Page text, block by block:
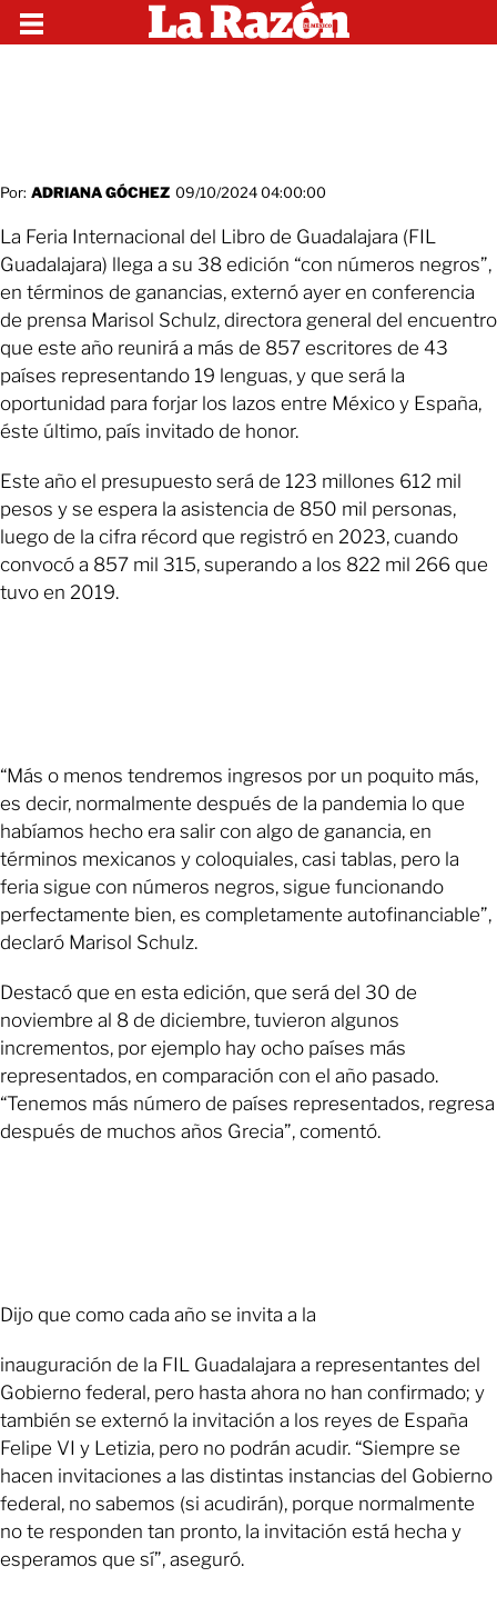
Por: ADRIANA GÓCHEZ 09/10/2024 04:00:00
La Feria Internacional del Libro de Guadalajara (FIL
Guadalajara) llega a su 38 edición “con números negros”,
en términos de ganancias, externó ayer en conferencia
de prensa Marisol Schulz, directora general del encuentro
que este año reunirá a más de 857 escritores de 43
países representando 19 lenguas, y que será la
oportunidad para forjar los lazos entre México y España,
éste último, país invitado de honor.
Este año el presupuesto será de 123 millones 612 mil
pesos y se espera la asistencia de 850 mil personas,
luego de la cifra récord que registró en 2023, cuando
convocó a 857 mil 315, superando a los 822 mil 266 que
tuvo en 2019.
“Más o menos tendremos ingresos por un poquito más,
es decir, normalmente después de la pandemia lo que
habíamos hecho era salir con algo de ganancia, en
términos mexicanos y coloquiales, casi tablas, pero la
feria sigue con números negros, sigue funcionando
perfectamente bien, es completamente autofinanciable”,
declaró Marisol Schulz.
Destacó que en esta edición, que será del 30 de
noviembre al 8 de diciembre, tuvieron algunos
incrementos, por ejemplo hay ocho países más
representados, en comparación con el año pasado.
“Tenemos más número de países representados, regresa
después de muchos años Grecia”, comentó.
Dijo que como cada año se invita a la
inauguración de la FIL Guadalajara a representantes del
Gobierno federal, pero hasta ahora no han confirmado; y
también se externó la invitación a los reyes de España
Felipe VI y Letizia, pero no podrán acudir. “Siempre se
hacen invitaciones a las distintas instancias del Gobierno
federal, no sabemos (si acudirán), porque normalmente
no te responden tan pronto, la invitación está hecha y
esperamos que sí”, aseguró.